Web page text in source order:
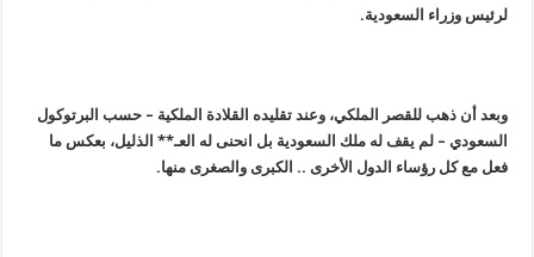
لرئيس وزراء السعودية.
وبعد أن ذهب للقصر الملكي، وعند تقليده القلادة الملكية – حسب البرتوكول
السعودي – لم يقف له ملك السعودية بل انحنى له العـ** الذليل، بعكس ما
فعل مع كل رؤساء الدول الأخرى .. الكبرى والصغرى منها.